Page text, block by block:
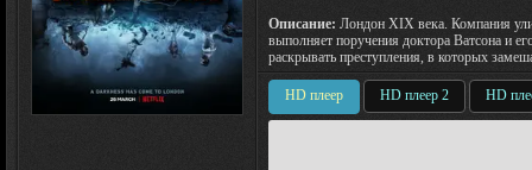
Описание: Лондон XIX века. Компания
выполняет поручения доктора Ватсона и
раскрывать преступления, в которых
HD плеер HD плеер 2 HD